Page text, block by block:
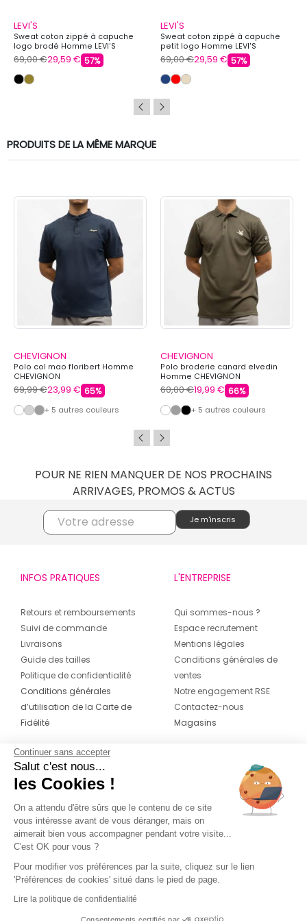
LEVI'S
Sweat coton zippé à capuche
logo brodé Homme LEVI'S
69,00 €29,59 € 57%
LEVI'S
Sweat coton zippé à capuche
petit logo Homme LEVI'S
69,00 €29,59 € 57%
PRODUITS DE LA MÊME MARQUE
CHEVIGNON
Polo col mao floribert Homme
CHEVIGNON
69,99 €23,99 € 65%
+ 5 autres couleurs
CHEVIGNON
Polo broderie canard elvedin
Homme CHEVIGNON
60,00 €19,99 € 66%
+ 5 autres couleurs
POUR NE RIEN MANQUER DE NOS PROCHAINS
ARRIVAGES, PROMOS & ACTUS
INFOS PRATIQUES
Retours et remboursements
Suivi de commande
Livraisons
Guide des tailles
Politique de confidentialité
Conditions générales
d’utilisation de la Carte de
Fidélité
L'ENTREPRISE
Qui sommes-nous ?
Espace recrutement
Mentions légales
Conditions générales de
ventes
Notre engagement RSE
Contactez-nous
Magasins
CONTACT
04 42 20 78 42
Du lundi au jeudi de 8h30 à 16h30 & le
vendredi de 8h30 à 15h30
Continuer sans accepter
Salut c'est nous...
les Cookies !
On a attendu d'être sûrs que le contenu de ce site
vous intéresse avant de vous déranger, mais on
aimerait bien vous accompagner pendant votre visite...
C'est OK pour vous ?
Pour modifier vos préférences par la suite, cliquez sur le lien
'Préférences de cookies' situé dans le pied de page.
Lire la politique de confidentialité
Consentements certifiés par